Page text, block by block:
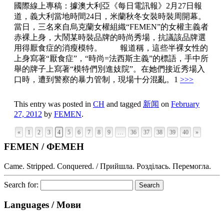
國際線上專稿：據澳大利亞《每日電訊報》2月27日報
道，義大利當地時間24日，米蘭秋冬女裝時裝周開幕。
當日，三名來自烏克蘭女權組織“FEMEN”的女權主義者
赤裸上身，大鬧某時裝品牌的時尚秀場，抗議該品牌選
用得厭食症的消瘦模特。 報道稱，這些半裸女性的
上身寫著“厭食症”，“時尚=法西斯主義”的標語，手中所
舉的牌子上寫著“模特們別進妓院”。在她們接近秀場入
口時，遭到警察的暴力管制，現場十分混亂。1 >>>
This entry was posted in CH and tagged 新闻 on February
27, 2012 by FEMEN.
« 1 2 3 4 5 6 7 8 9 … 36 37 38 39 40 »
FEMEN / ФЕМЕН
Came. Stripped. Conquered. / Прийшла. Розділась. Перемогла.
Search for:
Languages / Мови